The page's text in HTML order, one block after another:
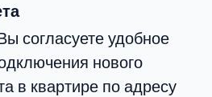
согласуете удобное
нового
в квартире по адресу